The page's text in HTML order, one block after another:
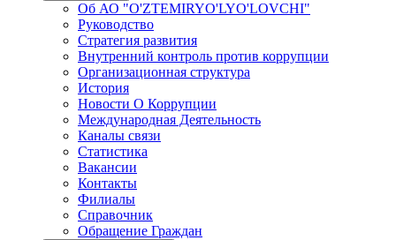
Об АО "O'ZTEMIRYO'LYO'LOVCHI"
Руководство
Стратегия развития
Внутренний контроль против коррупции
Организационная структура
История
Новости О Коррупции
Международная Деятельность
Каналы связи
Статистика
Вакансии
Контакты
Филиалы
Справочник
Обращение Граждан